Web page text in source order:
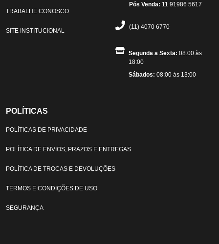
TRABALHE CONOSCO
SITE INSTITUCIONAL
Pós Venda: 11 91986 5617
(11) 4070 6770
Segunda a Sexta: 08:00 às
18:00
Sábados: 08:00 às 13:00
POLÍTICAS
POLÍTICAS DE PRIVACIDADE
POLÍTICA DE ENVIOS, PRAZOS E ENTREGAS
POLÍTICA DE TROCAS E DEVOLUÇÕES
TERMOS E CONDIÇÕES DE USO
SEGURANÇA